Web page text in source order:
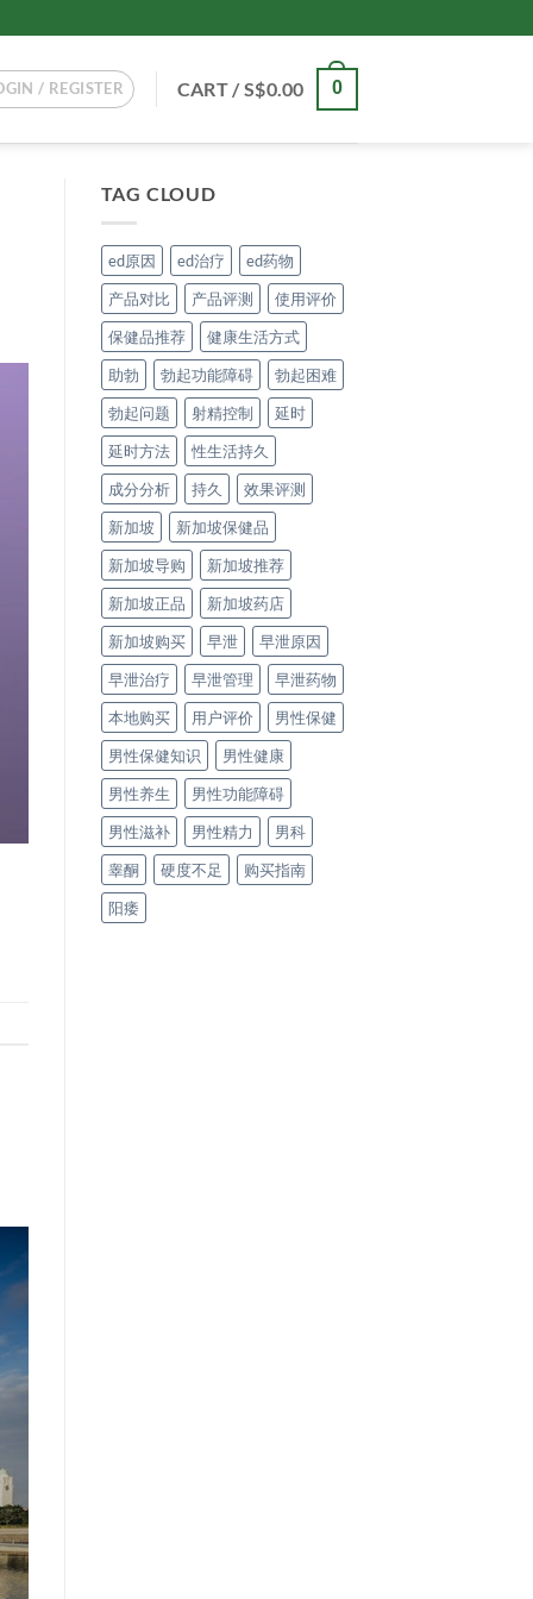
/ REGISTER CART /S$0.00 0
TAG CLOUD
ed原因 ed治疗
ed药物
产品对比
产品评测
使用评价
保健品推荐
健康生活方式
助勃
勃起功能障碍
勃起困难
勃起问题
射精控制
延时
延时方法
性生活持久
成分分析
持久
效果评测
新加坡
新加坡保健品
新加坡导购
新加坡推荐
新加坡正品
新加坡药店
新加坡购买
早泄
早泄原因
早泄治疗
早泄管理
早泄药物
本地购买
用户评价
男性保健
男性保健知识
男性健康
男性养生
男性功能障碍
男性滋补
男性精力
男科
睾酮
硬度不足
购买指南
阳痿